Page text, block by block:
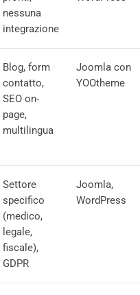
nessuna
integrazione
Blog, form
contatto,
SEO on-
page,
multilingua
Joomla con
YOOtheme
Settore
specifico
(medico,
legale,
fiscale),
GDPR
Joomla,
WordPress